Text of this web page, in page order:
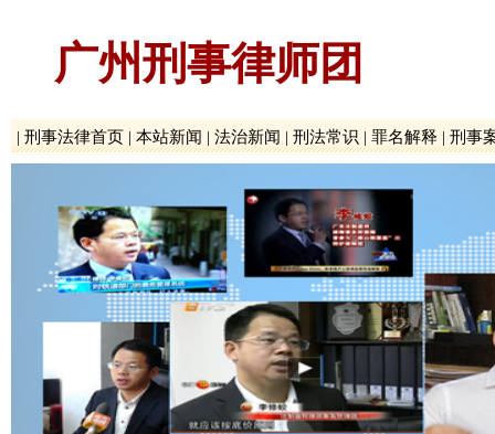
广州刑事律师团
| 刑事法律首页 | 本站新闻 | 法治新闻 | 刑法常识 | 罪名解释 | 刑事